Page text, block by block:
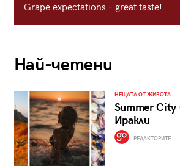
Grape expectations - great taste!
Най-четени
НЕЩАТА ОТ ЖИВОТА
Summer City
Иракли
РЕДАКТОРИТЕ